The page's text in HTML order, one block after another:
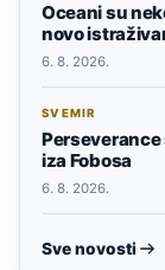
Oceani su
novo
6. 8. 2026.
SVEMIR
Perseverance
iza Fobosa
6. 8. 2026.
Sve novosti